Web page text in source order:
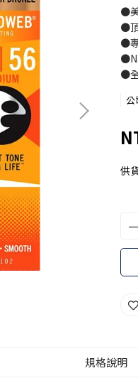
●
●
●
●
公
供
規格說明